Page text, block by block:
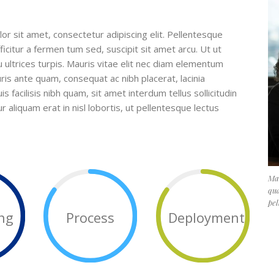
sit amet, consectetur adipiscing elit. Pellentesque
a fermen tum sed, suscipit sit amet arcu. Ut ut
turpis. Mauris vitae elit nec diam elementum
ante quam, consequat ac nibh placerat, lacinia
facilisis nibh quam, sit amet interdum tellus sollicitudin
aliquam erat in nisl lobortis, ut pellentesque lectus
Process Deployment